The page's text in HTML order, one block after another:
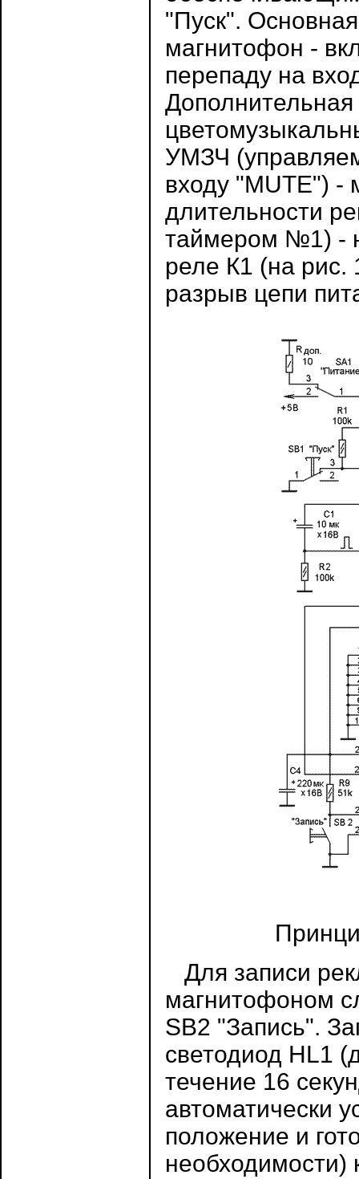
"Пуск".
магнитофон -
перепаду на
УМЗЧ
входу "MUTE") -
длительности
таймером №1) -
реле К1 (на
разрыв цепи
Для записи
магнитофоном
SB2 "Запись".
светодиод HL1
течение 16
автоматически
положение и
необходимости)